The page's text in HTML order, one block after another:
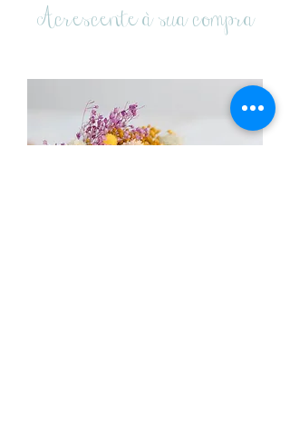
Acrescente à sua compra